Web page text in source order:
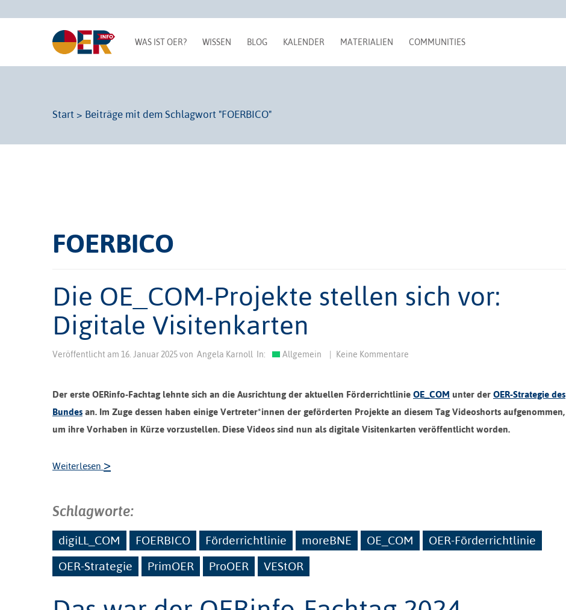
WAS IST OER? WISSEN BLOG KALENDER MATERIALIEN COMMUNITIES
Start > Beiträge mit dem Schlagwort "FOERBICO"
FOERBICO
Die OE_COM-Projekte stellen sich vor:
Digitale Visitenkarten
Veröffentlicht am 16. Januar 2025von Angela Karnoll In: Allgemein Keine Kommentare
Der erste OERinfo-Fachtag lehnte sich an die Ausrichtung der aktuellen Förderrichtlinie OE_COM unter der OER-Strategie des
Bundes an. Im Zuge dessen haben einige Vertreter*innen der geförderten Projekte an diesem Tag Videoshorts aufgenommen,
um ihre Vorhaben in Kürze vorzustellen. Diese Videos sind nun als digitale Visitenkarten veröffentlicht worden.
Weiterlesen >
Schlagworte:
digiLL_COM FOERBICO Förderrichtlinie moreBNE OE_COM
OER-Förderrichtlinie
OER-Strategie
PrimOER ProOER VEStOR